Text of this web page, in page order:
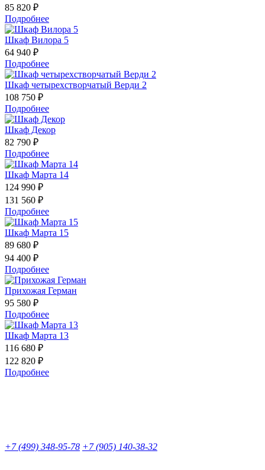
85 820 ₽
Подробнее
Шкаф Вилора 5
64 940 ₽
Подробнее
Шкаф четырехстворчатый Верди 2
108 750 ₽
Подробнее
Шкаф Декор
82 790 ₽
Подробнее
Шкаф Марта 14
124 990 ₽
131 560 ₽
Подробнее
Шкаф Марта 15
89 680 ₽
94 400 ₽
Подробнее
Прихожая Герман
95 580 ₽
Подробнее
Шкаф Марта 13
116 680 ₽
122 820 ₽
Подробнее
+7 (499) 348-95-78 +7 (905) 140-38-32